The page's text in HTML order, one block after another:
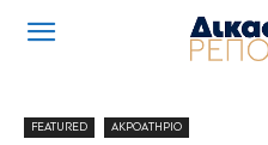
FEATURED ΑΚΡΟΑΤΗΡΙΟ